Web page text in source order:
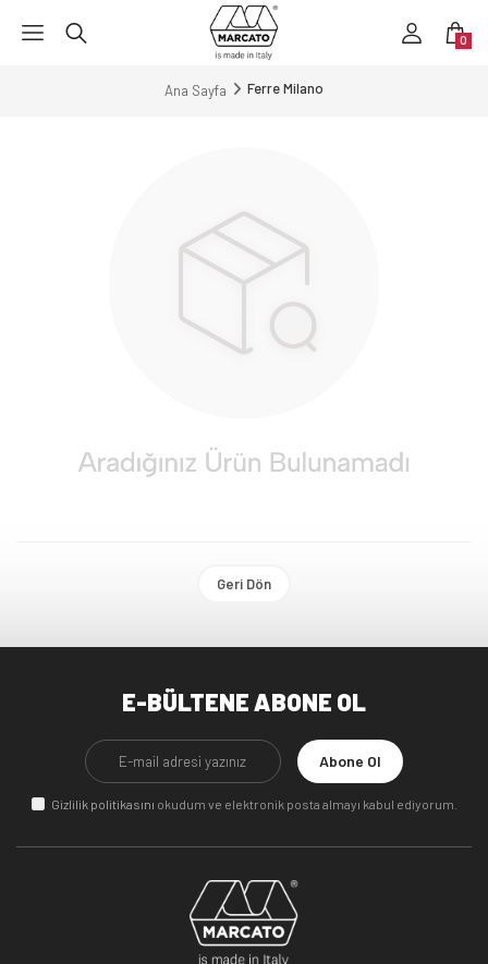
0
Ana Sayfa Ferre Milano
Geri Dön
E-BÜLTENE ABONE OL
Abone Ol
Gizlilik politikasını okudum ve elektronik posta almayı kabul ediyorum.